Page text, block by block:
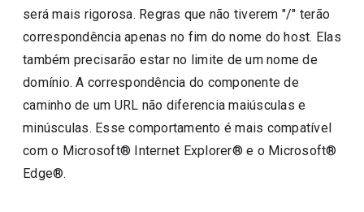
será mais rigorosa. Regras que não tiverem "/" terão
correspondência apenas no fim do nome do host. Elas
também precisarão estar no limite de um nome de
domínio. A correspondência do componente de
caminho de um URL não diferencia maiúsculas e
minúsculas. Esse comportamento é mais compatível
com o Microsoft® Internet Explorer® e o Microsoft®
Edge®.